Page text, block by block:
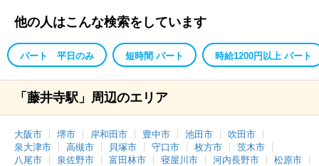
他の人はこんな検索をしています
パート 平日のみ 短時間 パート 時給1200円以上 パート
「藤井寺駅」周辺のエリア
大阪市 堺市 岸和田市 豊中市 池田市
吹田市
泉大津市
高槻市 貝塚市 守口市 枚方市
茨木市
八尾市
泉佐野市 富田林市 寝屋川市 河内長野市
松原市